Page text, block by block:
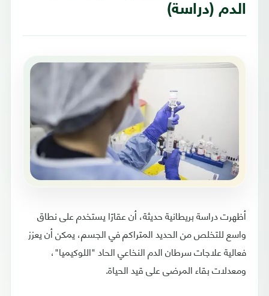
الدم (دراسة)
أظهرت دراسة بريطانية حديثة، أن عقارًا يستخدم على نطاق
واسع للتخلص من الحديد المتراكم في الجسم، يمكن أن يعزز
فعالية علاجات سرطان الدم النخاعي الحاد "اللوكيميا"،
ومعدلات بقاء المرضى على قيد الحياة.